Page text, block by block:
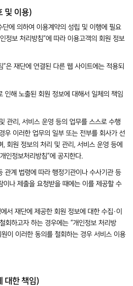
및 이용)
에 의하여 이용계약의 성립 및 이행에 필요
정보 처리방침”에 따라 이용고객의 회원 정보
”은 재단에 연결된 다른 웹 사이트에는 적용되
인해 노출된 회원 정보에 대해서 일체의 책임
관리, 서비스 운영 등의 업무를 스스로 수행
우 이러한 업무의 일부 또는 전부를 회사가 선
회원 정보의 처리 및 관리, 서비스 운영 등에
인정보처리방침”에 공지한다.
관계 법령에 따라 행정기관이나 수사기관 등
이나 제출을 요청받을 때에는 이를 제공할 수
서 재단에 제공한 회원 정보에 대한 수집·이
회하고자 하는 경우에는 “개인정보 처리방
이 이러한 동의를 철회하는 경우 서비스 이용
대한 책임)